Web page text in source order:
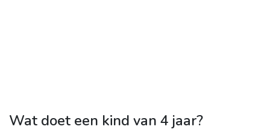
Wat doet een kind van 4 jaar?